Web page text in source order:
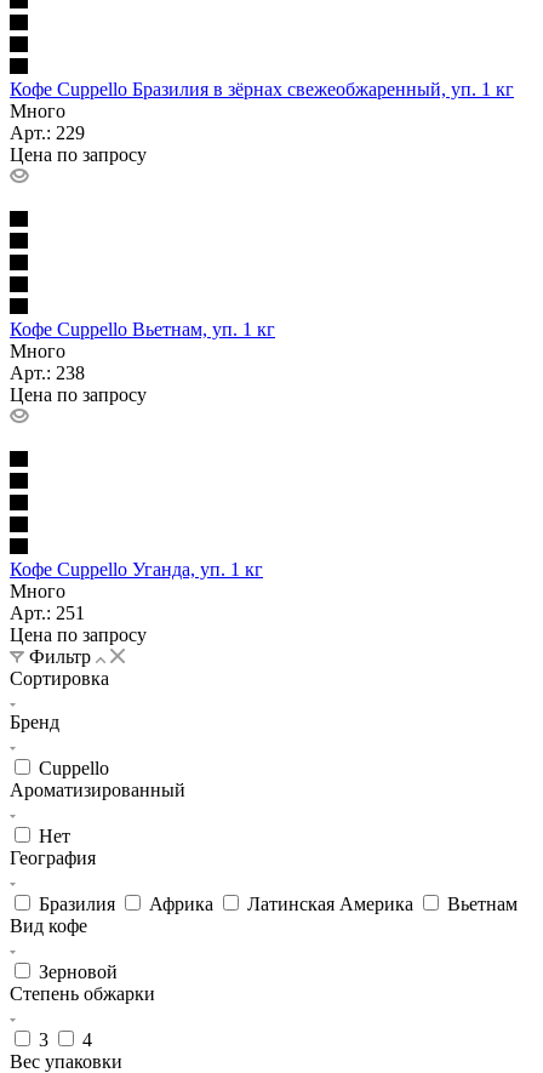
Кофе Cuppello Бразилия в зёрнах свежеобжаренный, уп. 1 кг
Много
Арт.: 229
Цена по запросу
Кофе Cuppello Вьетнам, уп. 1 кг
Много
Арт.: 238
Цена по запросу
Кофе Cuppello Уганда, уп. 1 кг
Много
Арт.: 251
Цена по запросу
Фильтр
Сортировка
Бренд
Cuppello
Ароматизированный
Нет
География
Бразилия Африка Латинская Америка
Вьетнам
Вид кофе
Зерновой
Степень обжарки
3
4
Вес упаковки